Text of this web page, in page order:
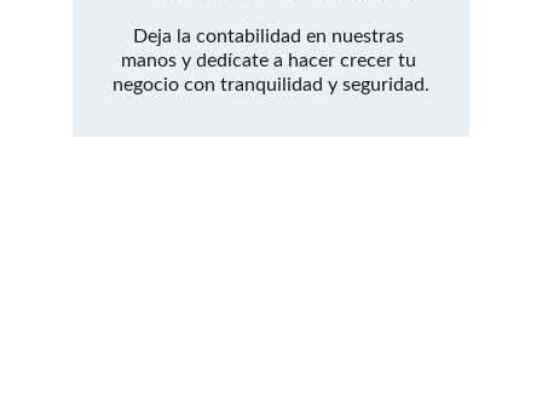
Deja la contabilidad en nuestras
manos y dedícate a hacer crecer tu
negocio con tranquilidad y seguridad.